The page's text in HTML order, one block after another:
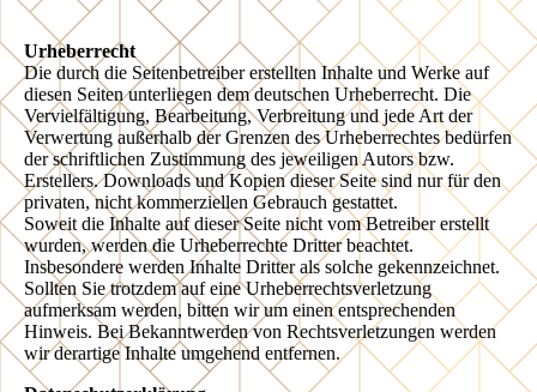
Urheberrecht
Die durch die Seitenbetreiber erstellten Inhalte und Werke auf
diesen Seiten unterliegen dem deutschen Urheberrecht. Die
Vervielfältigung, Bearbeitung, Verbreitung und jede Art der
Verwertung außerhalb der Grenzen des Urheberrechtes bedürfen
der schriftlichen Zustimmung des jeweiligen Autors bzw.
Erstellers. Downloads und Kopien dieser Seite sind nur für den
privaten, nicht kommerziellen Gebrauch gestattet.
Soweit die Inhalte auf dieser Seite nicht vom Betreiber erstellt
wurden, werden die Urheberrechte Dritter beachtet.
Insbesondere werden Inhalte Dritter als solche gekennzeichnet.
Sollten Sie trotzdem auf eine Urheberrechtsverletzung
aufmerksam werden, bitten wir um einen entsprechenden
Hinweis. Bei Bekanntwerden von Rechtsverletzungen werden
wir derartige Inhalte umgehend entfernen.